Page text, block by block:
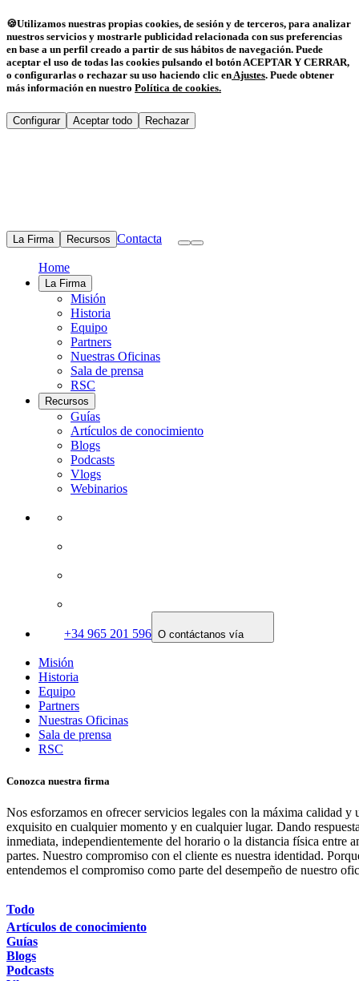
🍪Utilizamos nuestras propias cookies, de sesión y de terceros, para analizar
nuestros servicios y mostrarle publicidad relacionada con sus preferencias
en base a un perfil creado a partir de sus hábitos de navegación. Puede
aceptar el uso de todas las cookies pulsando el botón ACEPTAR Y CERRAR,
o configurarlas o rechazar su uso haciendo clic enAjustes. Puede obtener
más información en nuestro Política de cookies.
Configurar Aceptar todo Rechazar
La Firma Recursos Contacta
Home
La Firma
Misión
Historia
Equipo
Partners
Nuestras Oficinas
Sala de prensa
RSC
Recursos
Guías
Artículos de conocimiento
Blogs
Podcasts
Vlogs
Webinarios
+34 965 201 596 O contáctanos vía
Misión
Historia
Equipo
Partners
Nuestras Oficinas
Sala de prensa
RSC
Conozca nuestra firma
Nos esforzamos en ofrecer servicios legales con la máxima calidad y
exquisito en cualquier momento y en cualquier lugar. Dando
inmediata, independientemente del horario o la distancia física entre
partes. Nuestro compromiso con el cliente es nuestra identidad.
entendemos el compromiso como parte del desempeño de nuestro
Todo
Artículos de conocimiento
Guías
Blogs
Podcasts